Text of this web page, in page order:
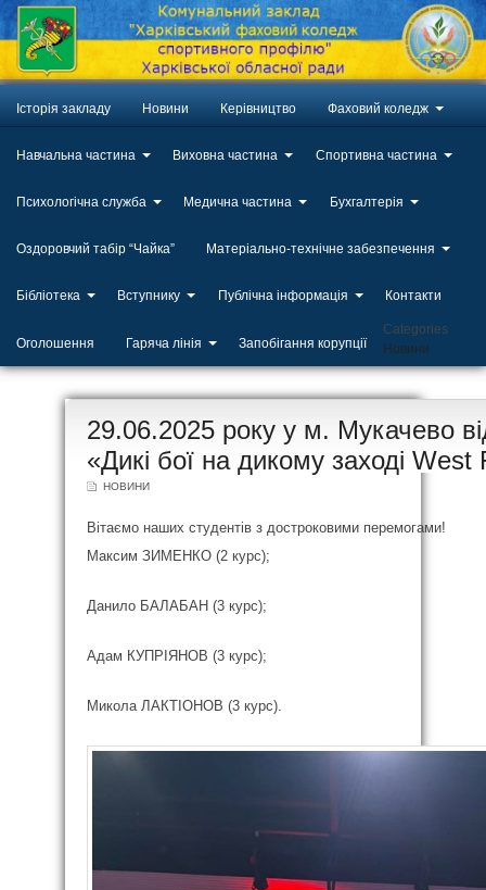
Історія закладу Новини Керівництво Фаховий коледж
Навчальна частина Виховна частина Спортивна частина
Психологічна служба Медична частина Бухгалтерія
Оздоровчий табір “Чайка” Матеріально-технічне забезпечення
Бібліотека Вступнику Публічна інформація Контакти
Оголошення Гаряча лінія Запобігання корупції
Categories
Новини
20
29.06.2025 року у м. Мукачево
«Дикі бої на дикому заході
НОВИНИ
Вітаємо наших студентів з достроковими перемогами!
Максим ЗИМЕНКО (2 курс);
Данило БАЛАБАН (3 курс);
Адам КУПРІЯНОВ (3 курс);
Микола ЛАКТІОНОВ (3 курс).